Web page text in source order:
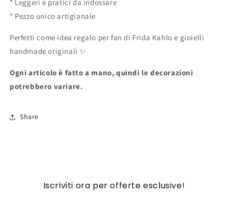
* Leggeri e pratici da indossare
* Pezzo unico artigianale
Perfetti come idea regalo per fan di Frida Kahlo e gioielli
handmade originali ✨
Ogni articolo è fatto a mano, quindi le decorazioni
potrebbero variare.
Share
Iscriviti ora per offerte esclusive!